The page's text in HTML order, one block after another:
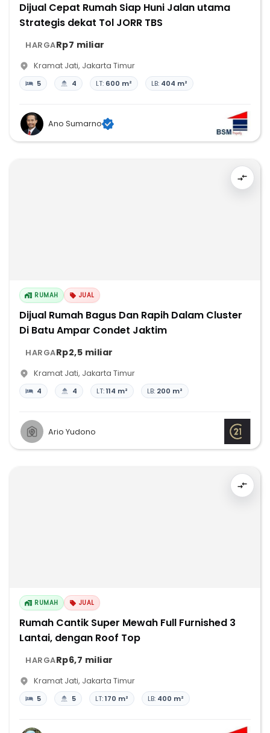
Dijual Cepat Rumah Siap Huni Jalan utama
Strategis dekat Tol JORR TBS
HARGARp7 miliar
Kramat Jati, Jakarta Timur
5 4 LT: 600 m² LB: 404 m²
Ano Sumarno
RUMAH JUAL
Dijual Rumah Bagus Dan Rapih Dalam Cluster
Di Batu Ampar Condet Jaktim
HARGARp2,5 miliar
Kramat Jati, Jakarta Timur
4 4 LT:114 m² LB: 200 m²
Ario Yudono
RUMAH JUAL
Rumah Cantik Super Mewah Full Furnished 3
Lantai, dengan Roof Top
HARGARp6,7 miliar
Kramat Jati, Jakarta Timur
5 5 LT:170 m² LB: 400 m²